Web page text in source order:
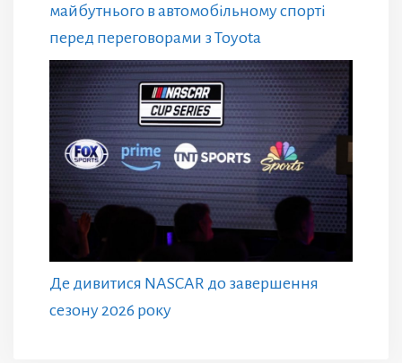
майбутнього в автомобільному спорті
перед переговорами з Toyota
Де дивитися NASCAR до завершення
сезону 2026 року